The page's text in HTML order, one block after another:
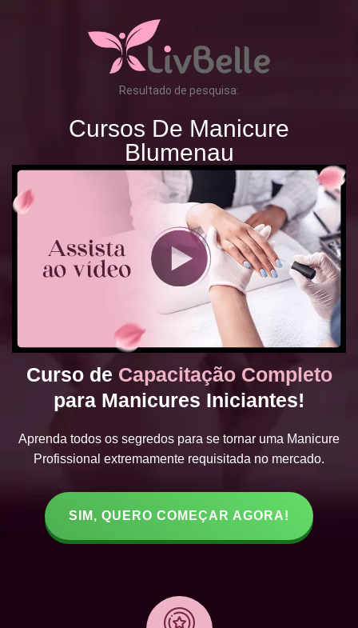
Resultado de pesquisa:
Cursos De Manicure
Blumenau
Curso de Capacitação Completo
para Manicures Iniciantes!
Aprenda todos os segredos para se tornar uma Manicure
Profissional extremamente requisitada no mercado.
SIM, QUERO COMEÇAR AGORA!